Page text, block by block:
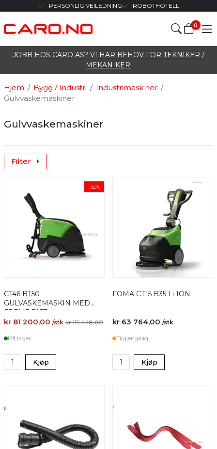
PERSONLIG VEILEDNING ROBOTHOTELL
0
JOBB HOS CARO AS? VI HAR BEHOV FOR TEKNIKER /
MEKANIKER!
/
Hjem /
Bygg / Industri /
Industrimaskiner
Gulvvaskemaskiner
Gulvvaskemaskiner
Filter
-32%
CT46 BT50
GULVASKEMASKIN MED
FREMDRIFT
kr 81 200,00 /stk kr 119 448,00
På lager
Kjøp
FOMA CT15 B35 Li-ION
kr 63 764,00 /stk
Tilgjengelig
Kjøp